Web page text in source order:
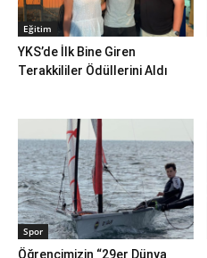
Eğitim
YKS’de İlk Bine Giren
Terakkililer Ödüllerini Aldı
Spor
Öğrencimizin “29er Dünya